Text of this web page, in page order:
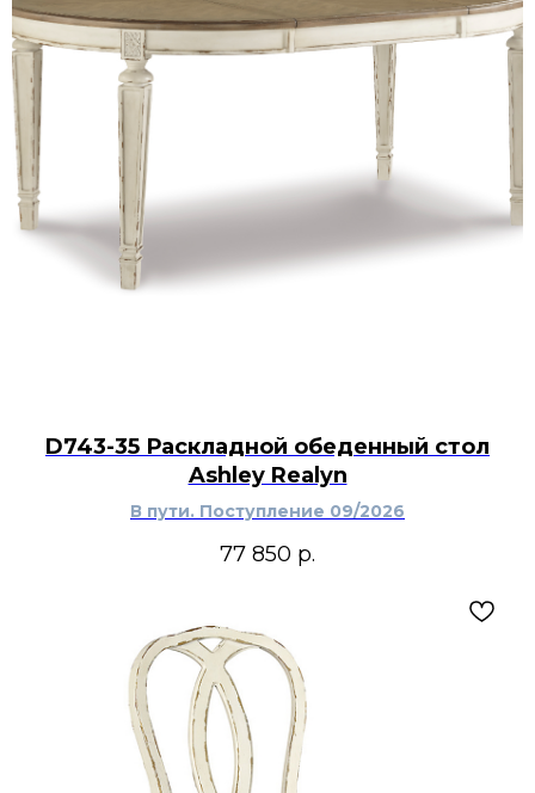
D743-35 Раскладной обеденный стол
Ashley Realyn
В пути. Поступление 09/2026
77 850 р.